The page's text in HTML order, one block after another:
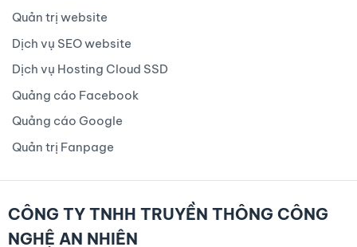
Quản trị website
Dịch vụ SEO website
Dịch vụ Hosting Cloud SSD
Quảng cáo Facebook
Quảng cáo Google
Quản trị Fanpage
CÔNG TY TNHH TRUYỀN THÔNG CÔNG
NGHỆ AN NHIÊN